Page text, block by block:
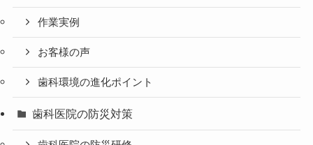
作業実例
お客様の声
歯科環境の進化ポイント
歯科医院の防災対策